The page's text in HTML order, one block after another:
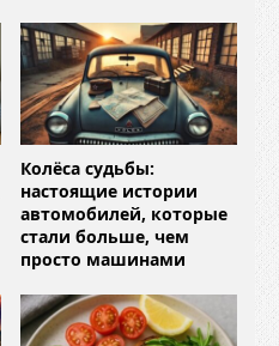
Колёса судьбы:
настоящие истории
автомобилей, которые
стали больше, чем
просто машинами